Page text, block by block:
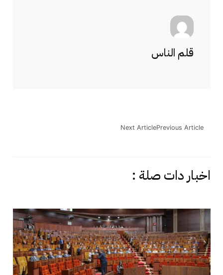
قلم الناس
Previous Article
Next Article
اخبار دات صلة :